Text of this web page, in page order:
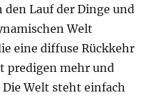
den Lauf der Dinge und
Welt
eine diffuse Rückkehr
predigen mehr und
Welt steht einfach